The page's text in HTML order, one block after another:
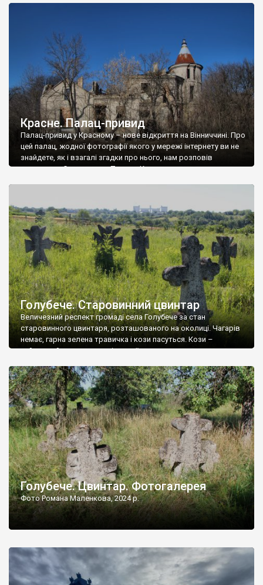
Красне. Палац-привид
Палац-привид у Красному – нове відкриття на Вінниччині. Про
цей палац, жодної фотографії якого у мережі інтернету ви не
знайдете, як і взагалі згадки про нього, нам розповів
мешканець Самгородка. Палац у Красному вразив не лише
Голубече. Старовинний цвинтар
Величезний респект громаді села Голубече за стан
старовинного цвинтаря, розташованого на околиці. Чагарів
немає, гарна зелена травичка і кози пасуться. Кози –
найкращий регулятор шкідливої, для старих кладовищ,
бруньками, кози ті бруньки обгризають, бо то улюблений
делікатес. На цвинтарі у Голубечому ціла колекція
різноманітних форм хрестів. Село відносно невелике, […]
Голубече. Цвинтар. Фотогалерея
Фото Романа Маленкова, 2024 р.